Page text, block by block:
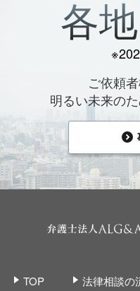
各
ご依頼
明るい未来の
TOP 法律相談の